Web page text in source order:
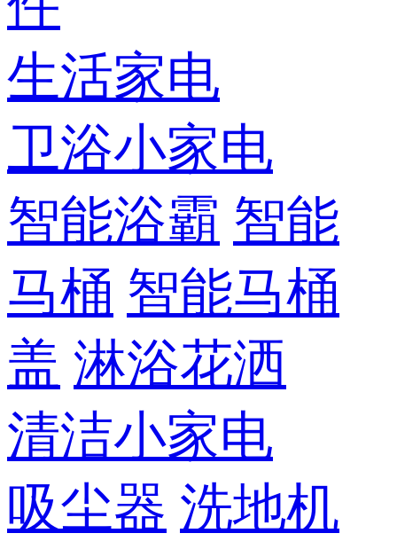
生活家电
卫浴小家电
智能浴霸 智能
马桶 智能马桶
盖 淋浴花洒
清洁小家电
吸尘器 洗地机